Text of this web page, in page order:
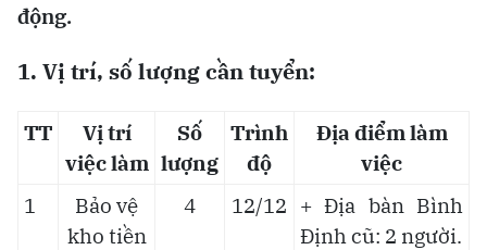
động.
1. Vị trí, số lượng cần tuyển:
TT
Vị trí
việc làm
Số
lượng
Trình
độ
Địa điểm làm
việc
1
Bảo vệ
kho tiền
4 12/12 + Địa bàn Bình
Định cũ: 2 người.